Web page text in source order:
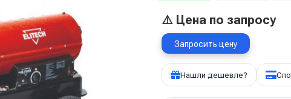
⚠️ Цена по запросу
Запросить цену
Нашли дешевле?